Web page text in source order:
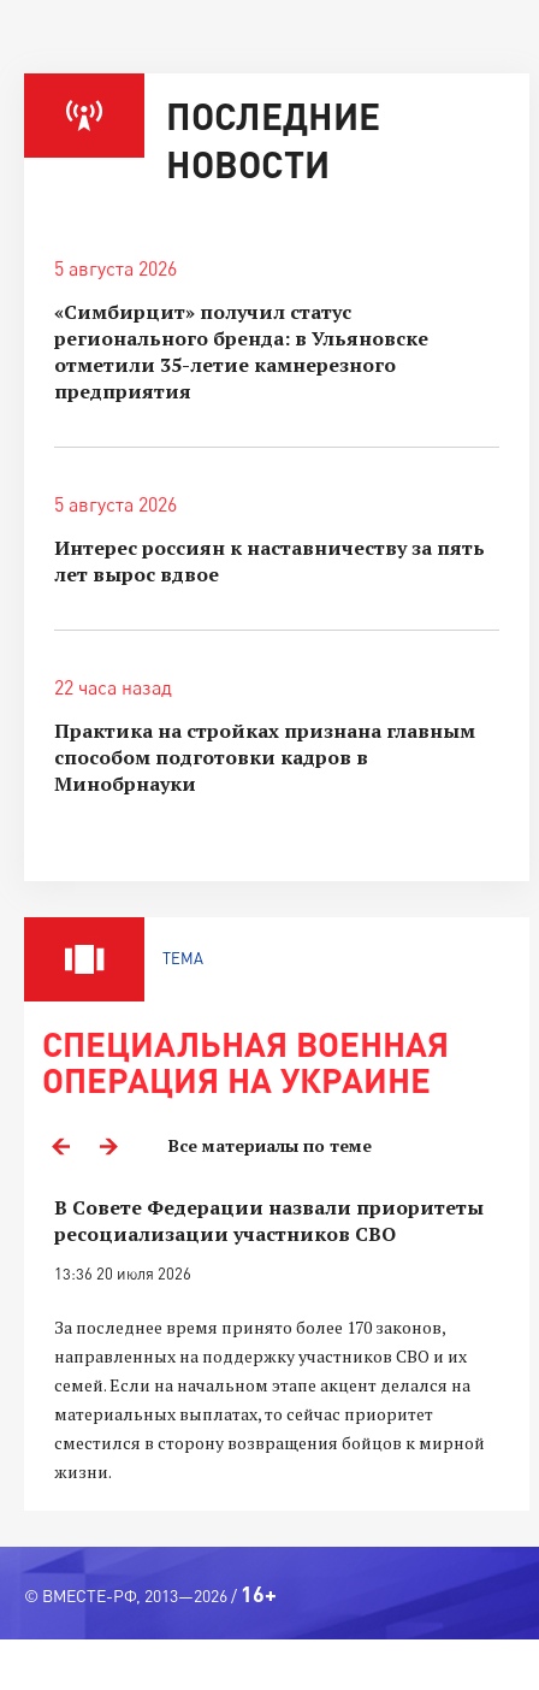
ПОСЛЕДНИЕ
НОВОСТИ
5 августа 2026
«Симбирцит» получил статус
регионального бренда: в Ульяновске
отметили 35-летие камнерезного
предприятия
5 августа 2026
Интерес россиян к наставничеству за пять
лет вырос вдвое
22 часа назад
Практика на стройках признана главным
способом подготовки кадров в
Минобрнауки
ТЕМА
СПЕЦИАЛЬНАЯ ВОЕННАЯ
ОПЕРАЦИЯ НА УКРАИНЕ
Все материалы по теме
В Совете Федерации назвали приоритеты
ресоциализации участников СВО
13:36 20 июля 2026
За последнее время принято более 170 законов,
направленных на поддержку участников СВО и их
семей. Если на начальном этапе акцент делался на
материальных выплатах, то сейчас приоритет
сместился в сторону возвращения бойцов к мирной
жизни.
© ВМЕСТЕ-РФ, 2013—2026 / 16+